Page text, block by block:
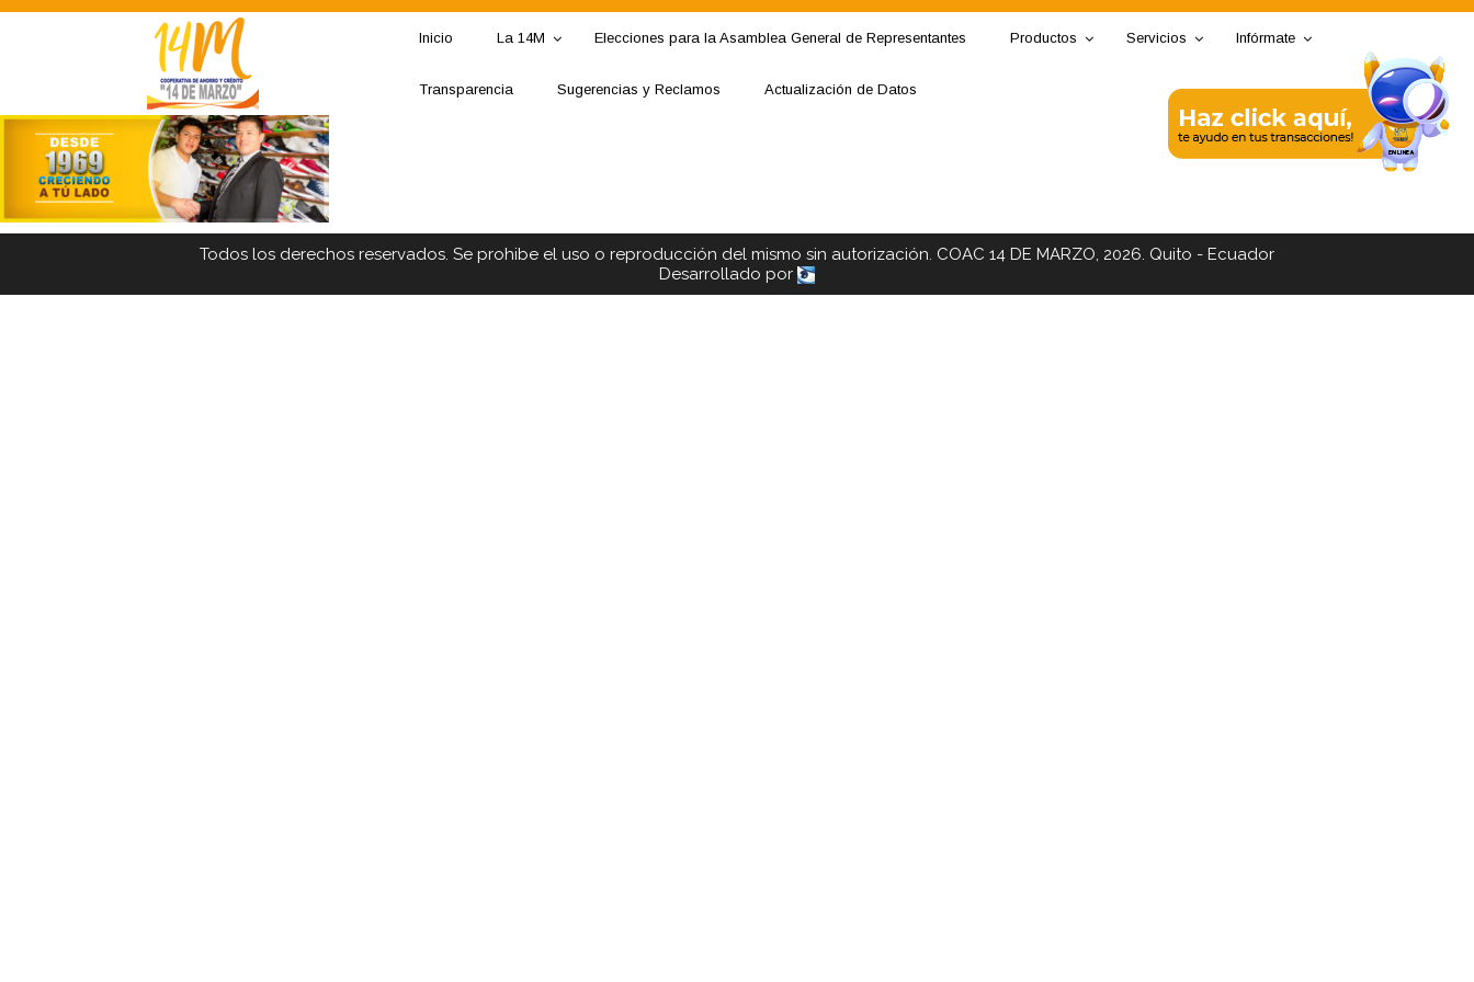
Inicio La 14M Elecciones para la Asamblea General de Representantes Productos Servicios Infórmate
Transparencia Sugerencias y Reclamos Actualización de Datos
Todos los derechos reservados. Se prohibe el uso o reproducción del mismo sin autorización. COAC 14 DE MARZO, 2026. Quito - Ecuador
Desarrollado por